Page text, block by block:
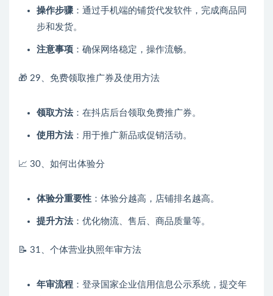
操作步骤 ：通过手机端的铺货代发软件，完成商品同
步和发货。
注意事项 ：确保网络稳定，操作流畅。
🎁 29、免费领取推广券及使用方法
领取方法：在抖店后台领取免费推广券。
使用方法：用于推广新品或促销活动。
📈 30、如何出体验分
体验分重要性 ：体验分越高，店铺排名越高。
提升方法：优化物流、售后、商品质量等。
📝 31、个体营业执照年审方法
年审流程 ：登录国家企业信用信息公示系统，提交年